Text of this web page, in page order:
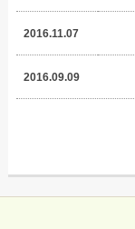
2016.11.07
2016.09.09